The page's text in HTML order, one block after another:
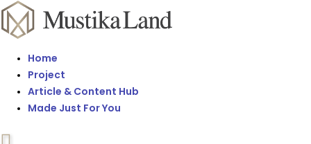
Home
Project
Article & Content Hub
Made Just For You